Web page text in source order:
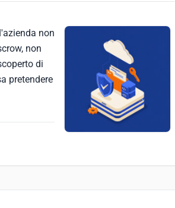
non
non
di
pretendere